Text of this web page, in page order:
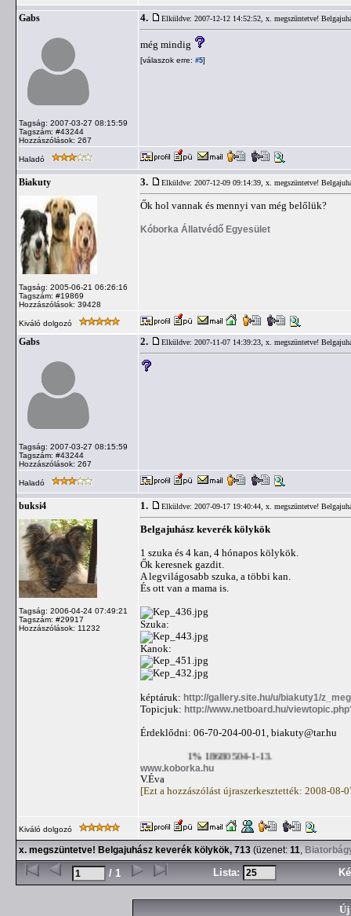
Gabs
Tagság: 2007-03-27 08:15:59
Tagszám: #43244
Hozzászólások: 267
4. Elküldve: 2007-12-12 14:52:52, x. megszüntetve!
még mindig
[válaszok erre: #5]
Haladó
Biakuty
Tagság: 2005-06-21 06:26:16
Tagszám: #19869
Hozzászólások: 39428
3. Elküldve: 2007-12-09 09:14:39, x. megszüntetve!
Ők hol vannak és mennyi van még belőlük?
Kóborka Állatvédő Egyesület
Kiváló dolgozó
Gabs
Tagság: 2007-03-27 08:15:59
Tagszám: #43244
Hozzászólások: 267
2. Elküldve: 2007-11-07 14:39:23, x. megszüntetve!
Haladó
buksi4
Tagság: 2006-04-24 07:49:21
Tagszám: #29917
Hozzászólások: 11232
1. Elküldve: 2007-09-17 19:40:44, x. megszüntetve!
Belgajuhász keverék kölykök
1 szuka és 4 kan, 4 hónapos kölykök.
Ők keresnek gazdit.
A legvilágosabb szuka, a többi kan.
És ott van a mama is.
Szuka:
Kanok:
képtáruk: http://gallery.site.hu/u/biakuty1/
Topicjuk: http://www.netboard.hu/
Érdeklődni: 06-70-204-00-01, biakuty@tar.hu
1% 18680504-1-13.
www.koborka.hu
V.Éva
[Ezt a hozzászólást újraszerkesztették: 2008-08-
Kiváló dolgozó
x. megszüntetve! Belgajuhász keverék kölykök, 713 (üzenet: 11,
/ 1 Lista:
Új